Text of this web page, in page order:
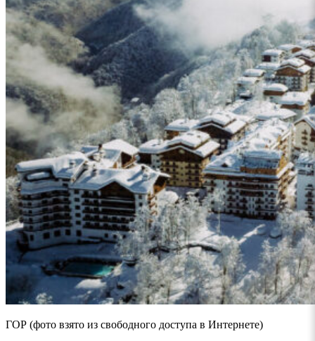
ГОР (фото взято из свободного доступа в Интернете)